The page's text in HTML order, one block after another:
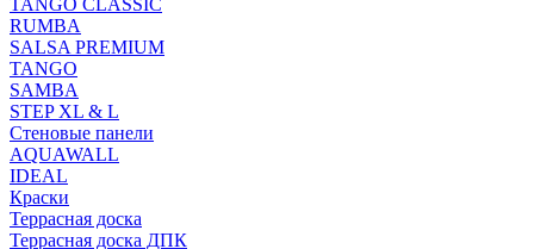
TANGO CLASSIC
RUMBA
SALSA PREMIUM
TANGO
SAMBA
STEP XL & L
Стеновые панели
AQUAWALL
IDEAL
Краски
Террасная доска
Террасная доска ДПК